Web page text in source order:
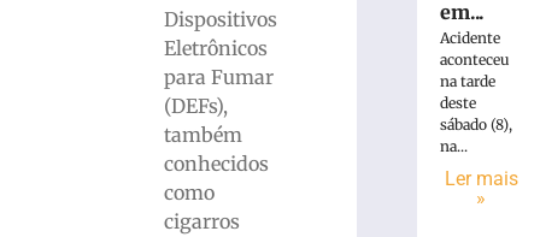
Dispositivos
Eletrônicos
para Fumar
(DEFs),
também
conhecidos
como
cigarros
CERVEJA:
Médico
em...
Acidente
aconteceu
na tarde
deste
sábado (8),
na...
Ler mais
»